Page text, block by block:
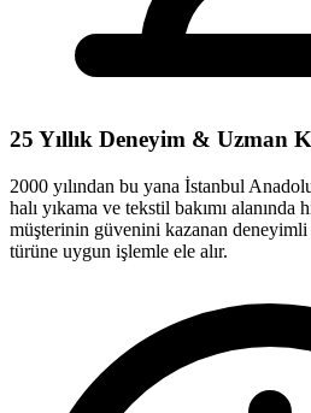
25 Yıllık Deneyim & Uzman
2000 yılından bu yana İstanbul
halı yıkama ve tekstil bakımı
müşterinin güvenini kazanan
türüne uygun işlemle ele alır.